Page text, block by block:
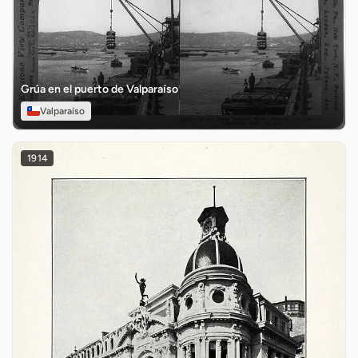
Grúa en el puerto de Valparaíso
Valparaíso
1914